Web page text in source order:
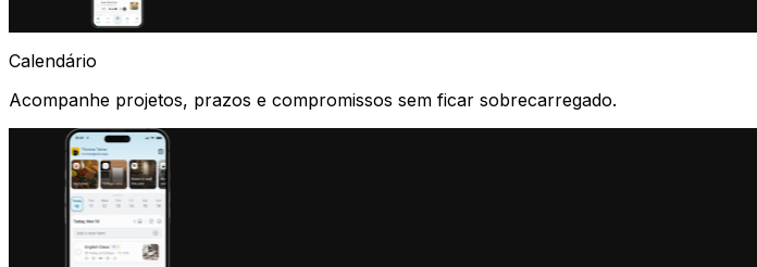
Calendário
Acompanhe projetos, prazos e compromissos sem ficar sobrecarregado.